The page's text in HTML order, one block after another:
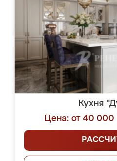
Кухня
Цена: от 40 000